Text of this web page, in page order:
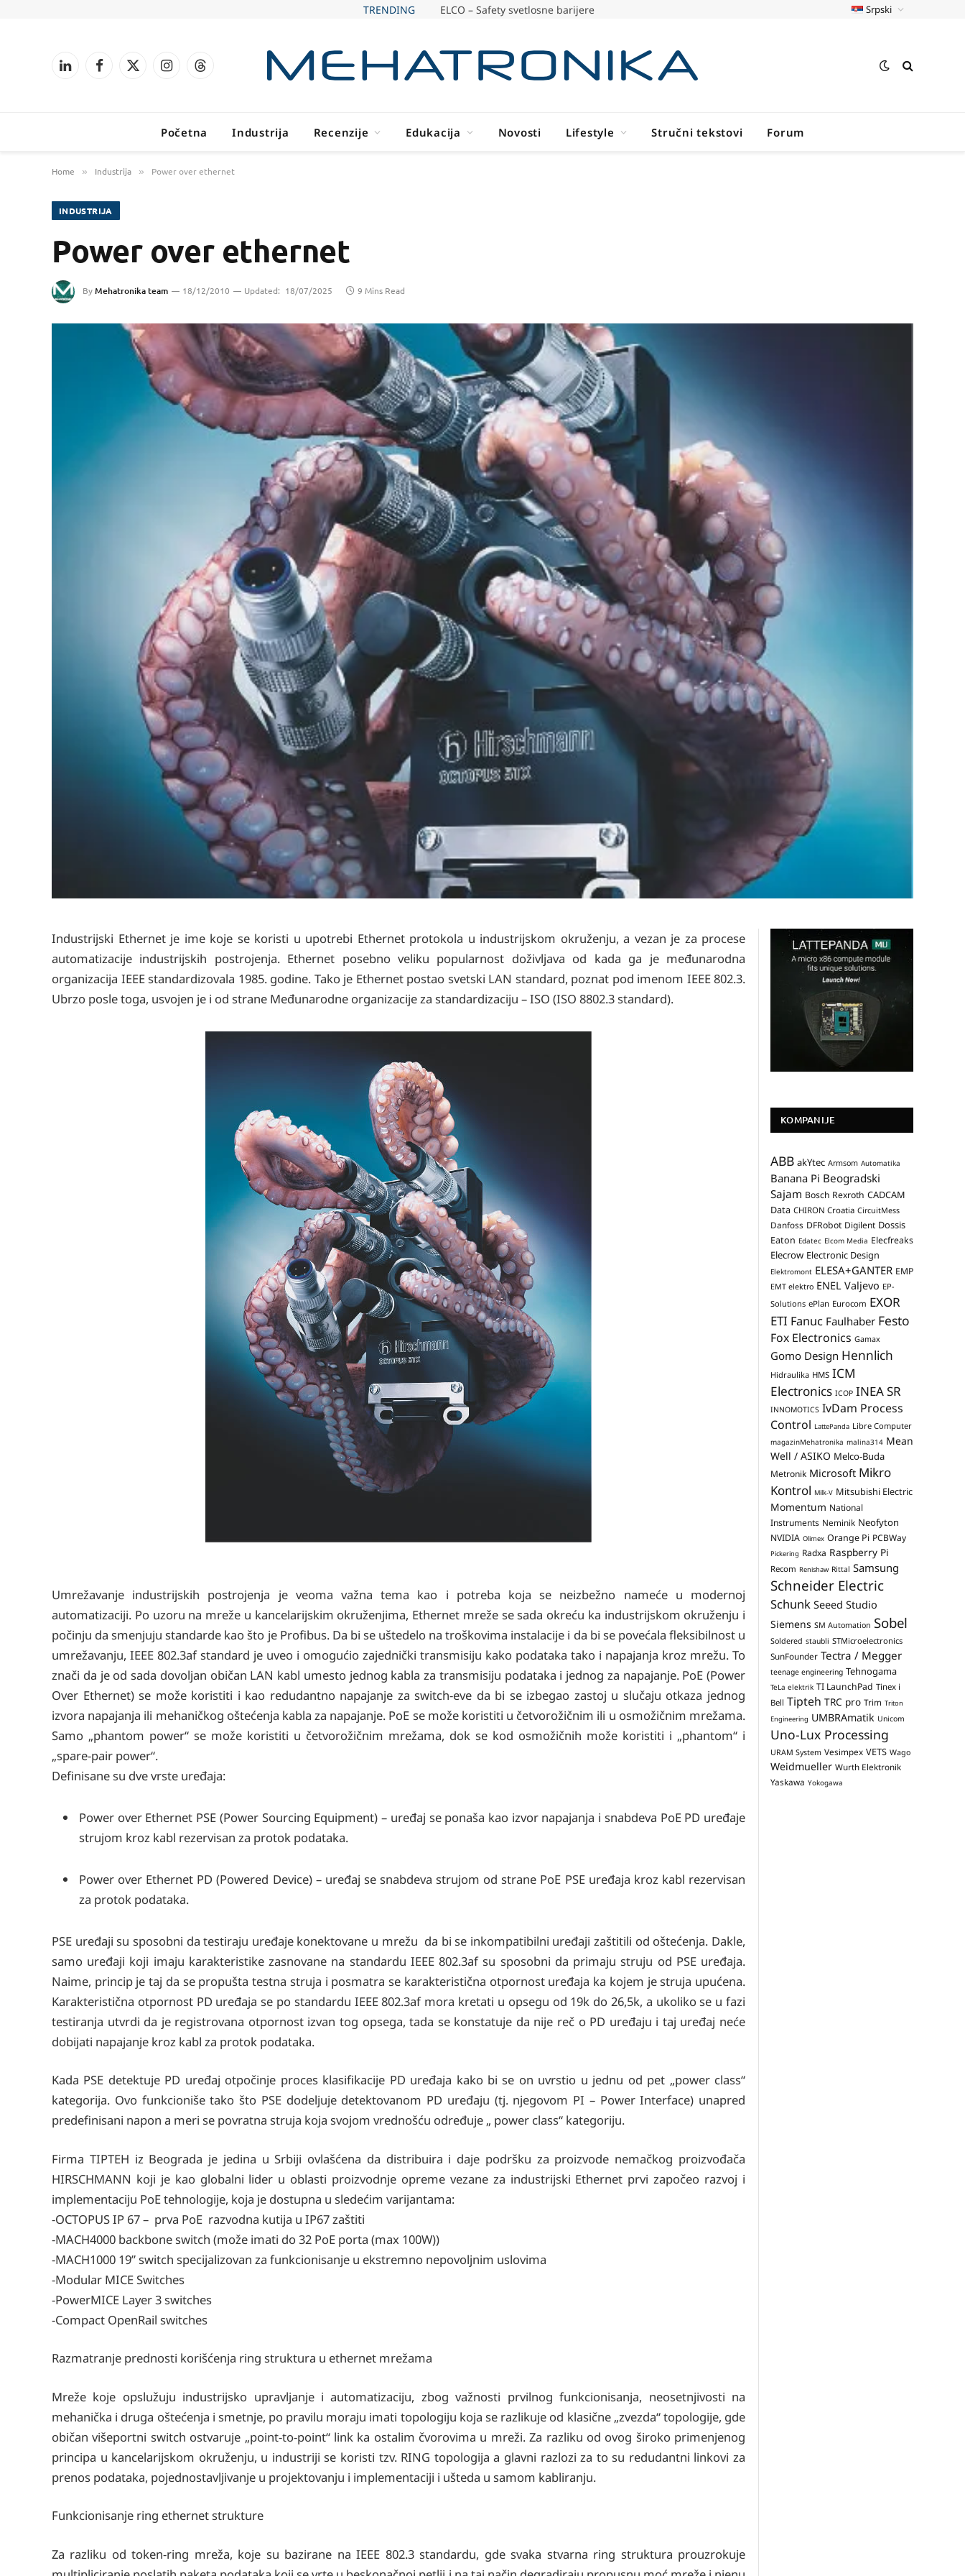
TRENDING ELCO – Safety svetlosne barijere Srpski
LinkedInFacebook
X
InstagramThreads
Početna Industrija Recenzije Edukacija Novosti Lifestyle Stručni tekstovi Forum
Home » Industrija » Power over ethernet
INDUSTRIJA
Power over ethernet
ByMehatronika team 18/12/2010 Updated: 18/07/2025 9 Mins Read
Industrijski Ethernet je ime koje se koristi u upotrebi Ethernet protokola u industrijskom okruženju, a vezan je za procese
automatizacije industrijskih postrojenja. Ethernet posebno veliku popularnost doživljava od kada ga je međunarodna
organizacija IEEE standardizovala 1985. godine. Tako je Ethernet postao svetski LAN standard, poznat pod imenom IEEE 802.3.
Ubrzo posle toga, usvojen je i od strane Međunarodne organizacije za standardizaciju – ISO (ISO 8802.3 standard).
Umrežavanje industrijskih postrojenja je veoma važna tema kao i potreba koja se neizbežno nameće u modernoj
automatizaciji. Po uzoru na mreže u kancelarijskim okruženjima, Ethernet mreže se sada okreću ka industrijskom okruženju i
počinju da smenjuju standarde kao što je Profibus. Da bi se uštedelo na troškovima instalacije i da bi se povećala fleksibilnost u
umrežavanju, IEEE 802.3af standard je uveo i omogućio zajednički transmisiju kako podataka tako i napajanja kroz mrežu. To
znači da je od sada dovoljan običan LAN kabl umesto jednog kabla za transmisiju podataka i jednog za napajanje. PoE (Power
Over Ethernet) se može koristiti i kao redudantno napajanje za switch-eve da bi se izbegao zastoj u slučaju otkaza jednog
izvora napajanja ili mehaničkog oštećenja kabla za napajanje. PoE se može koristiti u četvorožičnim ili u osmožičnim mrežama.
Samo „phantom power“ se može koristiti u četvorožičnim mrežama, dok se kod osmožičnih može koristiti i „phantom“ i
„spare-pair power“.
Definisane su dve vrste uređaja:
Power over Ethernet PSE (Power Sourcing Equipment) – uređaj se ponaša kao izvor napajanja i snabdeva PoE PD uređaje
strujom kroz kabl rezervisan za protok podataka.
Power over Ethernet PD (Powered Device) – uređaj se snabdeva strujom od strane PoE PSE uređaja kroz kabl rezervisan
za protok podataka.
PSE uređaji su sposobni da testiraju uređaje konektovane u mrežu da bi se inkompatibilni uređaji zaštitili od oštećenja. Dakle,
samo uređaji koji imaju karakteristike zasnovane na standardu IEEE 802.3af su sposobni da primaju struju od PSE uređaja.
Naime, princip je taj da se propušta testna struja i posmatra se karakteristična otpornost uređaja ka kojem je struja upućena.
Karakteristična otpornost PD uređaja se po standardu IEEE 802.3af mora kretati u opsegu od 19k do 26,5k, a ukoliko se u fazi
testiranja utvrdi da je registrovana otpornost izvan tog opsega, tada se konstatuje da nije reč o PD uređaju i taj uređaj neće
dobijati napajanje kroz kabl za protok podataka.
Kada PSE detektuje PD uređaj otpočinje proces klasifikacije PD uređaja kako bi se on uvrstio u jednu od pet „power class“
kategorija. Ovo funkcioniše tako što PSE dodeljuje detektovanom PD uređaju (tj. njegovom PI – Power Interface) unapred
predefinisani napon a meri se povratna struja koja svojom vrednošću određuje „ power class“ kategoriju.
Firma TIPTEH iz Beograda je jedina u Srbiji ovlašćena da distribuira i daje podršku za proizvode nemačkog proizvođača
HIRSCHMANN koji je kao globalni lider u oblasti proizvodnje opreme vezane za industrijski Ethernet prvi započeo razvoj i
implementaciju PoE tehnologije, koja je dostupna u sledećim varijantama:
-OCTOPUS IP 67 – prva PoE razvodna kutija u IP67 zaštiti
-MACH4000 backbone switch (može imati do 32 PoE porta (max 100W))
-MACH1000 19” switch specijalizovan za funkcionisanje u ekstremno nepovoljnim uslovima
-Modular MICE Switches
-PowerMICE Layer 3 switches
-Compact OpenRail switches
Razmatranje prednosti korišćenja ring struktura u ethernet mrežama
Mreže koje opslužuju industrijsko upravljanje i automatizaciju, zbog važnosti prvilnog funkcionisanja, neosetnjivosti na
mehanička i druga oštećenja i smetnje, po pravilu moraju imati topologiju koja se razlikuje od klasične „zvezda“ topologije, gde
običan višeportni switch ostvaruje „point-to-point“ link ka ostalim čvorovima u mreži. Za razliku od ovog široko primenjenog
principa u kancelarijskom okruženju, u industriji se koristi tzv. RING topologija a glavni razlozi za to su redudantni linkovi za
prenos podataka, pojednostavljivanje u projektovanju i implementaciji i ušteda u samom kabliranju.
Funkcionisanje ring ethernet strukture
Za razliku od token-ring mreža, koje su bazirane na IEEE 802.3 standardu, gde svaka stvarna ring struktura prouzrokuje
KOMPANIJE
ABB akYtec Armsom Automatika
Banana Pi Beogradski
Sajam Bosch Rexroth CADCAM
Data CHIRON Croatia CircuitMess
Danfoss DFRobot Digilent Dossis
Eaton Edatec Elcom Media Elecfreaks
Elecrow Electronic Design
Elektromont ELESA+GANTER EMP
EMT elektro ENEL Valjevo EP-
Solutions ePlan Eurocom EXOR
ETI Fanuc Faulhaber Festo
Fox Electronics Gamax
Gomo Design Hennlich
Hidraulika HMS ICM
Electronics ICOP INEA SR
INNOMOTICS IvDam Process
Control LattePanda Libre Computer
magazinMehatronika malina314 Mean
Well / ASIKO Melco-Buda
Metronik Microsoft Mikro
Kontrol Milk-V Mitsubishi Electric
Momentum National
Instruments Neminik Neofyton
NVIDIA Olimex Orange Pi PCBWay
Pickering Radxa Raspberry Pi
Recom Renishaw Rittal Samsung
Schneider Electric
Schunk Seeed Studio
Siemens SM Automation Sobel
Soldered staubli STMicroelectronics
SunFounder Tectra / Megger
teenage engineering Tehnogama
TeLa elektrik TI LaunchPad Tinex i
Bell Tipteh TRC pro Trim Triton
Engineering UMBRAmatik Unicom
Uno-Lux Processing
URAM System Vesimpex VETS Wago
Weidmueller Wurth Elektronik
Yaskawa Yokogawa